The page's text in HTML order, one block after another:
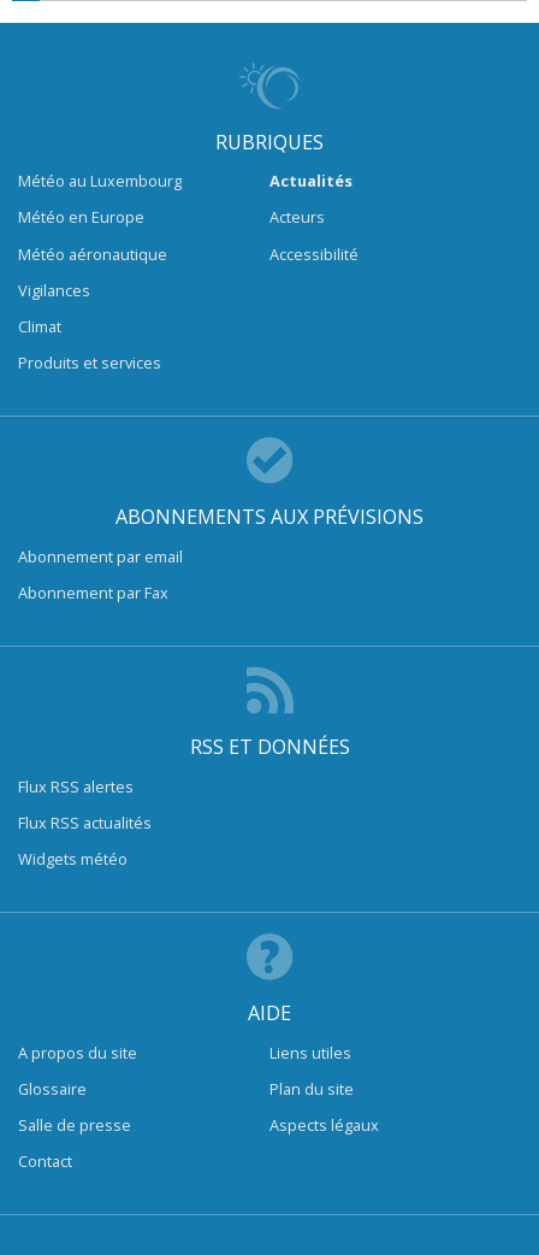
RUBRIQUES
Météo au Luxembourg
Météo en Europe
Météo aéronautique
Vigilances
Climat
Produits et services
Actualités
Acteurs
Accessibilité
ABONNEMENTS AUX PRÉVISIONS
Abonnement par email
Abonnement par Fax
RSS ET DONNÉES
Flux RSS alertes
Flux RSS actualités
Widgets météo
AIDE
A propos du site
Glossaire
Salle de presse
Contact
Liens utiles
Plan du site
Aspects légaux